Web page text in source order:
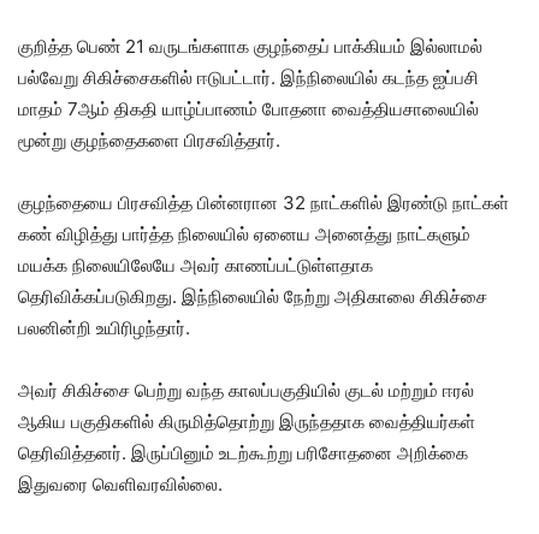
குறித்த பெண் 21 வருடங்களாக குழந்தைப் பாக்கியம் இல்லாமல்
பல்வேறு சிகிச்சைகளில் ஈடுபட்டார். இந்நிலையில் கடந்த ஐப்பசி
மாதம் 7ஆம் திகதி யாழ்ப்பாணம் போதனா வைத்தியசாலையில்
மூன்று குழந்தைகளை பிரசவித்தார்.
குழந்தையை பிரசவித்த பின்னரான 32 நாட்களில் இரண்டு நாட்கள்
கண் விழித்து பார்த்த நிலையில் ஏனைய அனைத்து நாட்களும்
மயக்க நிலையிலேயே அவர் காணப்பட்டுள்ளதாக
தெரிவிக்கப்படுகிறது. இந்நிலையில் நேற்று அதிகாலை சிகிச்சை
பலனின்றி உயிரிழந்தார்.
அவர் சிகிச்சை பெற்று வந்த காலப்பகுதியில் குடல் மற்றும் ஈரல்
ஆகிய பகுதிகளில் கிருமித்தொற்று இருந்ததாக வைத்தியர்கள்
தெரிவித்தனர். இருப்பினும் உடற்கூற்று பரிசோதனை அறிக்கை
இதுவரை வெளிவரவில்லை.